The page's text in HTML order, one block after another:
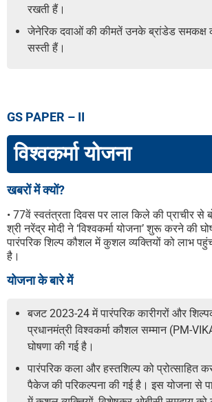
रखती हैं।
जेनेरिक दवाओं की कीमतें उनके ब्रांडेड समकक्ष
सस्ती हैं।
GS PAPER – II
विश्वकर्मा योजना
खबरों में क्यों?
• 77वें स्वतंत्रता दिवस पर लाल किले की प्राचीर से
श्री नरेंद्र मोदी ने ‘विश्वकर्मा योजना’ शुरू करने की
पारंपरिक शिल्प कौशल में कुशल व्यक्तियों को लाभ
है।
योजना के बारे में
बजट 2023-24 में पारंपरिक कारीगरों और
प्रधानमंत्री विश्वकर्मा कौशल सम्मान (PM-
घोषणा की गई है।
पारंपरिक कला और हस्तशिल्प को प्रोत्साहित
पैकेज की परिकल्पना की गई है। इस योजना से